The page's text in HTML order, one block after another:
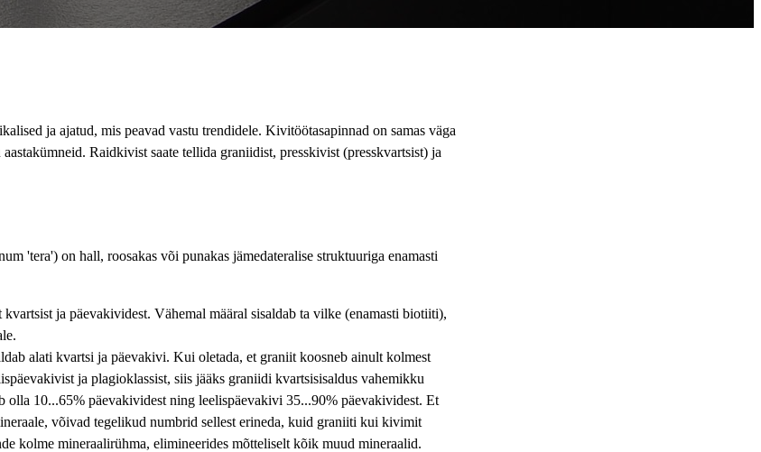
ja ajatud, mis peavad vastu trendidele. Kivitöötasapinnad on samas väga
Raidkivist saate tellida graniidist, presskivist (presskvartsist) ja
'tera') on hall, roosakas või punakas jämedateralise struktuuriga enamasti
ja päevakividest. Vähemal määral sisaldab ta vilke (enamasti biotiiti),
alati kvartsi ja päevakivi. Kui oletada, et graniit koosneb ainult kolmest
ja plagioklassist, siis jääks graniidi kvartsisisaldus vahemikku
olla 10...65% päevakividest ning leelispäevakivi 35...90% päevakividest. Et
võivad tegelikud numbrid sellest erineda, kuid graniiti kui kivimit
kolme mineraalirühma, elimineerides mõtteliselt kõik muud mineraalid.